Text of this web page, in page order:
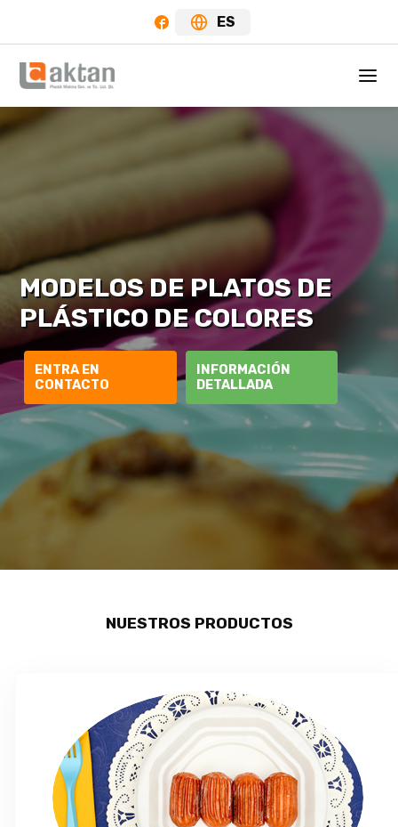
ES
MODELOS DE PLATOS DE
PLÁSTICO DE COLORES
ENTRA EN
CONTACTO
INFORMACIÓN
DETALLADA
NUESTROS PRODUCTOS